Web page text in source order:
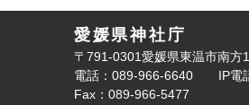
愛媛県神社庁
〒791-0301愛媛県東温市南方
電話：089-966-6640 IP電
Fax：089-966-5477